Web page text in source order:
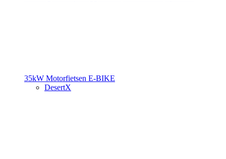
35kW Motorfietsen E-BIKE
DesertX